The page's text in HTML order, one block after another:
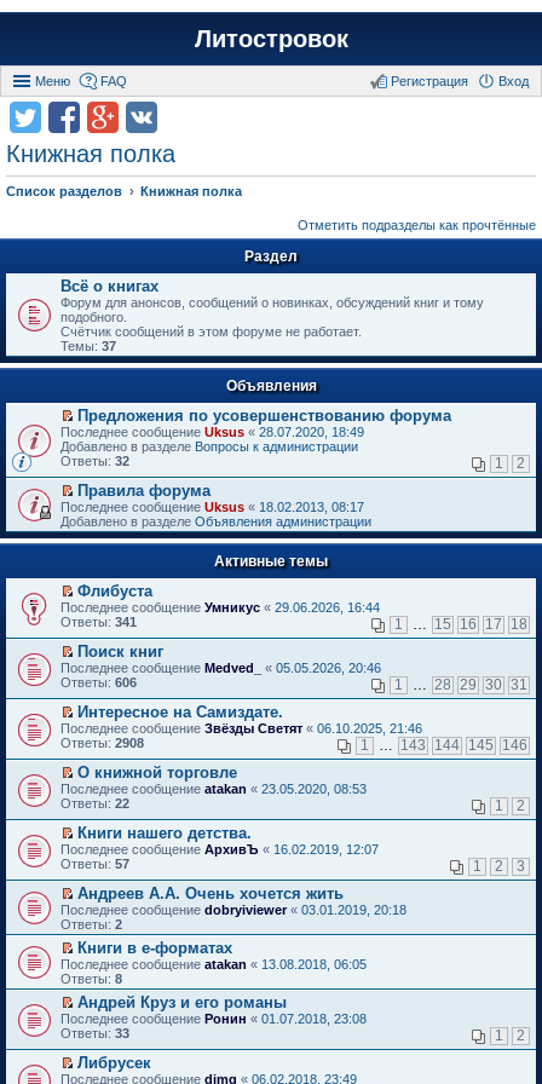
Литостровок
Меню FAQ Вход
Регистрация
Книжная полка
Список разделов Книжная полка
Отметить подразделы как прочтённые
Раздел
Всё о книгах
Форум для анонсов, сообщений о новинках, обсуждений книг и тому
подобного.
Счётчик сообщений в этом форуме не работает.
Темы: 37
Объявления
П
е
р
й
т
и
к
п
в
о
м
у
н
е
п
р
о
ч
и
т
а
н
н
о
м
у
с
о
о
б
щ
е
н
и
ю
Предложения по усовершенствованию форума
Последнее сообщение Uksus « 28.07.2020, 18:49
Добавлено в разделе Вопросы к администрации
Ответы: 32 1 2
П
е
р
е
т
и
к
п
р
в
о
м
у
н
е
п
р
о
ч
и
т
а
н
н
о
м
у
с
о
о
б
щ
е
н
и
ю
Правила форума
Последнее сообщение Uksus « 18.02.2013, 08:17
Добавлено в разделе Объявления администрации
Активные темы
П
е
е
й
т
и
к
п
е
р
в
о
м
у
н
е
п
р
о
ч
и
т
а
н
н
о
м
у
с
о
о
б
Флибуста
Последнее сообщение Умникус « 29.06.2026, 16:44
Ответы: 341 1 … 15 16 17 18
П
е
е
й
т
и
к
п
е
р
в
о
м
у
н
е
п
р
о
ч
и
т
а
н
н
о
м
у
Поиск книг
Последнее сообщение Medved_ « 05.05.2026, 20:46
Ответы: 606 1 … 28 29 30 31
П
е
е
й
т
и
к
п
е
р
в
о
м
у
н
е
п
р
о
ч
и
а
н
Интересное на Самиздате.
Последнее сообщение Звёзды Светят « 06.10.2025, 21:46
Ответы: 2908 1 … 143 144 145 146
П
е
е
й
т
и
к
п
е
р
в
о
м
у
н
е
п
р
о
ч
О книжной торговле
Последнее сообщение atakan « 23.05.2020, 08:53
Ответы: 22 1 2
П
е
е
й
т
и
п
е
р
в
о
м
у
н
е
Книги нашего детства.
Последнее сообщение АрхивЪ « 16.02.2019, 12:07
Ответы: 57 1 2 3
П
е
р
е
й
т
и
к
п
е
р
в
о
Андреев А.А. Очень хочется жить
Последнее сообщение dobryiviewer« 03.01.2019, 20:18
Ответы: 2
П
е
р
е
й
т
и
к
п
Книги в е-форматах
Последнее сообщение atakan « 13.08.2018, 06:05
Ответы: 8
П
е
е
й
Андрей Круз и его романы
Последнее сообщение Ронин « 01.07.2018, 23:08
Ответы: 33 1 2
П
Либрусек
Последнее сообщение dimg « 06.02.2018, 23:49